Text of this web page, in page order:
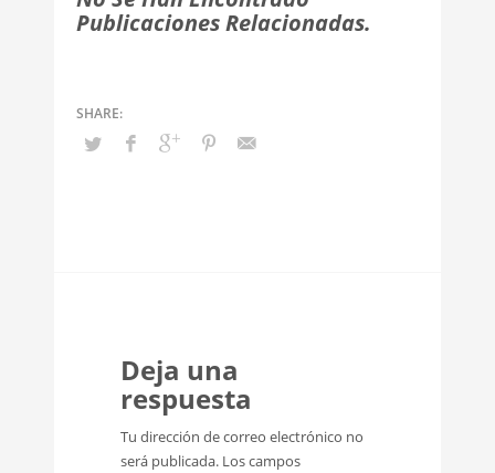
Publicaciones Relacionadas.
Deja una
respuesta
Tu dirección de correo electrónico no
será publicada. Los campos